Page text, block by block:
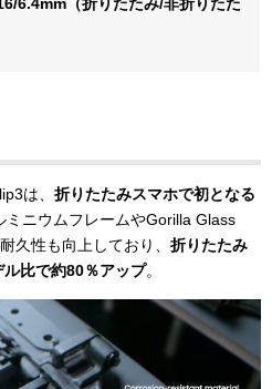
6.4mm（折りたたみ/非折りたた
は、 折りたたみスマホで初となる
ミニウムフレームやGorilla Glass
久性も向上しており、 折りたたみ
比で約80％アップ。